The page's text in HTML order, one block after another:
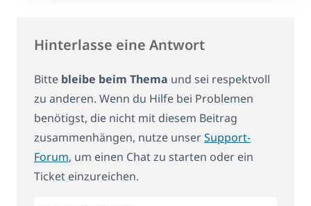
Hinterlasse eine Antwort
Bitte bleibe beim Thema und sei respektvoll
zu anderen. Wenn du Hilfe bei Problemen
benötigst, die nicht mit diesem Beitrag
zusammenhängen, nutze unserSupport-
Forum, um einen Chat zu starten oder ein
Ticket einzureichen.